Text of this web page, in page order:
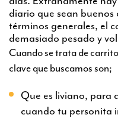
diario que sean buenos
términos generales, el
demasiado pesado y
Cuando se trata de
clave que buscamos son;
Que es liviano, para
cuando tu personita